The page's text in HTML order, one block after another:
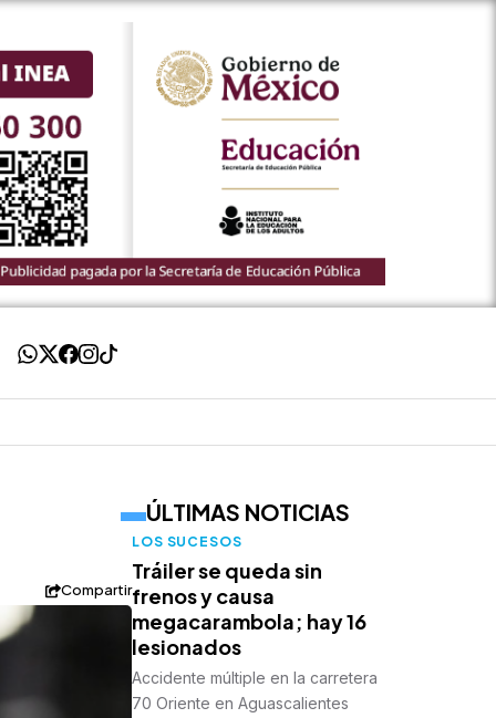
Compartir
ÚLTIMAS NOTICIAS
LOS SUCESOS
Tráiler se queda sin
frenos y causa
megacarambola; hay 16
lesionados
Accidente múltiple en la carretera
70 Oriente en Aguascalientes